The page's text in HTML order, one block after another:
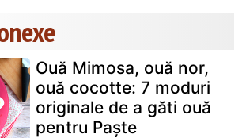
Ouă Mimosa, ouă nor,
ouă cocotte: 7 moduri
originale de a găti ouă
pentru Paște